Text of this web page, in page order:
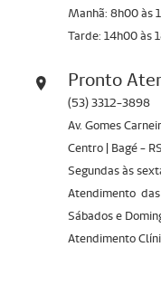
Manhã: 8h00 às
Tarde: 14h00 às
Pronto
(53) 3312-3898
Av. Gomes
Centro | Bagé -
Segundas às
Atendimento
Sábados e
Atendimento